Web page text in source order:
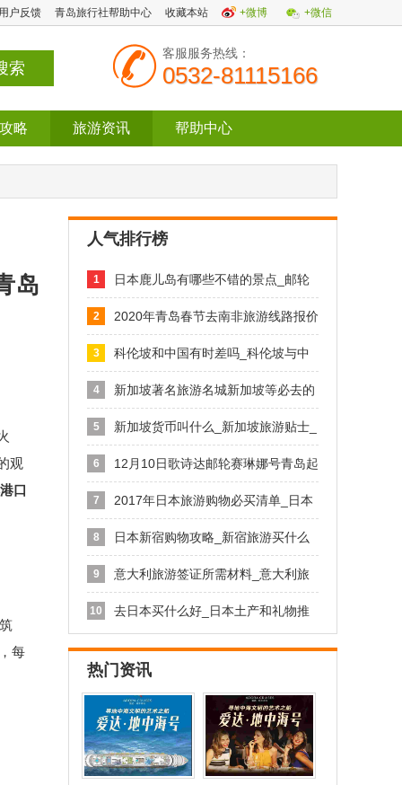
户反馈 青岛旅行社帮助中心 收藏本站 +微博 +微信
客服服务热线：
0532-81115166
略 旅游资讯 帮助中心
岛
观
口
每
人气排行榜
1
日本鹿儿岛有哪些不错的景点_邮轮
目的
2 2020年青岛春节去南非旅游线路报价
3
科伦坡和中国有时差吗_科伦坡与中
国的
4
新加坡著名旅游名城新加坡等必去的
旅游
5
新加坡货币叫什么_新加坡旅游贴士_
青
6 12月10日歌诗达邮轮赛琳娜号青岛起
7 2017年日本旅游购物必买清单_日本
8
日本新宿购物攻略_新宿旅游买什么
好
9
意大利旅游签证所需材料_意大利旅
游签
10
去日本买什么好_日本土产和礼物推
热门资讯